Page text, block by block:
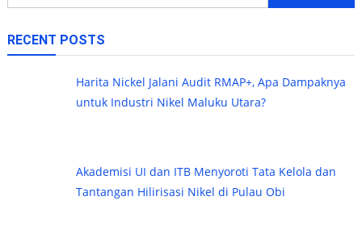
for:
RECENT POSTS
Harita Nickel Jalani Audit RMAP+, Apa Dampaknya
untuk Industri Nikel Maluku Utara?
Akademisi UI dan ITB Menyoroti Tata Kelola dan
Tantangan Hilirisasi Nikel di Pulau Obi